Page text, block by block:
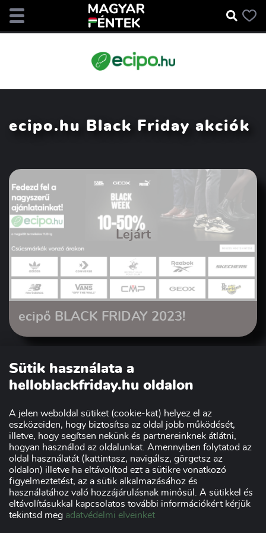
ecipo.hu Black Friday akciók
Lejárt
ecipő BLACK FRIDAY 2023!
Sütik használata a
helloblackfriday.hu oldalon
A jelen weboldal sütiket (cookie-kat) helyez el az
eszközeiden, hogy biztosítsa az oldal jobb működését,
illetve, hogy segítsen nekünk és partnereinknek átlátni,
hogyan használod az oldalunkat. Amennyiben folytatod az
oldal használatát (kattintasz, navigálsz, görgetsz az
oldalon) illetve ha eltávolítod ezt a sütikre vonatkozó
figyelmeztetést, az a sütik alkalmazásához és
használatához való hozzájárulásnak minősül. A sütikkel és
eltávolításukkal kapcsolatos további információkért kérjük
tekintsd meg adatvédelmi elveinket
Szakmai partnerünk:
Impresszum
Adatvédelmi nyilatkozat